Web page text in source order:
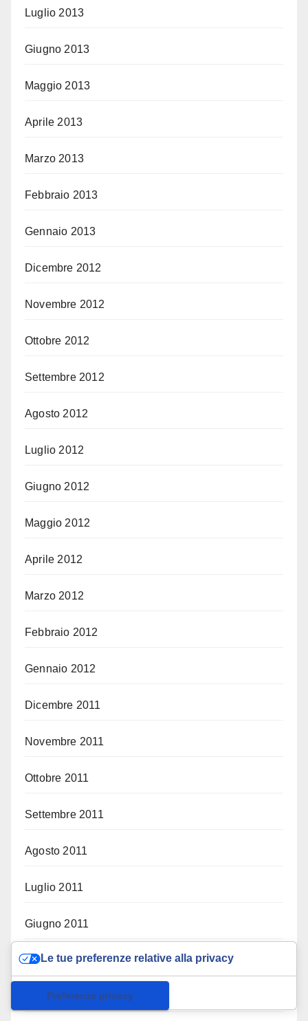
Luglio 2013
Giugno 2013
Maggio 2013
Aprile 2013
Marzo 2013
Febbraio 2013
Gennaio 2013
Dicembre 2012
Novembre 2012
Ottobre 2012
Settembre 2012
Agosto 2012
Luglio 2012
Giugno 2012
Maggio 2012
Aprile 2012
Marzo 2012
Febbraio 2012
Gennaio 2012
Dicembre 2011
Novembre 2011
Ottobre 2011
Settembre 2011
Agosto 2011
Luglio 2011
Giugno 2011
Maggio 2011
Aprile 2011
Le tue preferenze relative alla privacy
Informativa sulla raccolta